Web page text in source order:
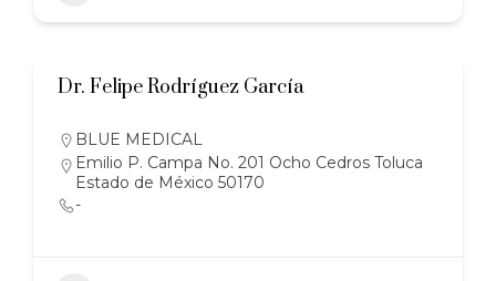
Dr. Felipe Rodríguez García
BLUE MEDICAL
Emilio P. Campa No. 201 Ocho Cedros Toluca
Estado de México 50170
-